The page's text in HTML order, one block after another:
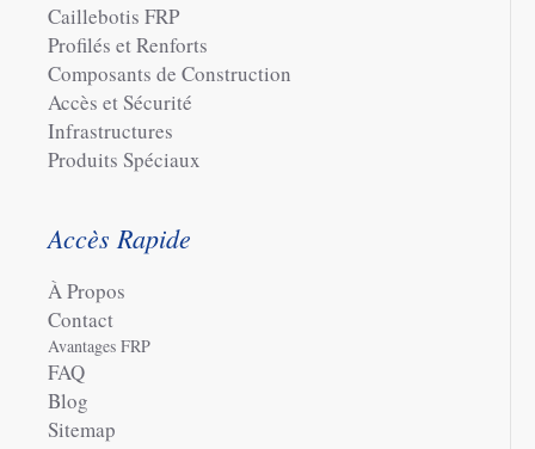
Caillebotis FRP
Profilés et Renforts
Composants de Construction
Accès et Sécurité
Infrastructures
Produits Spéciaux
Accès Rapide
À Propos
Contact
Avantages FRP
FAQ
Blog
Sitemap